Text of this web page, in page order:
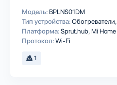
Модель: BPLNS01DM
Тип устройства:Обогреватели
Платформа:Sprut.hub Mi Home
Протокол:Wi-Fi
1